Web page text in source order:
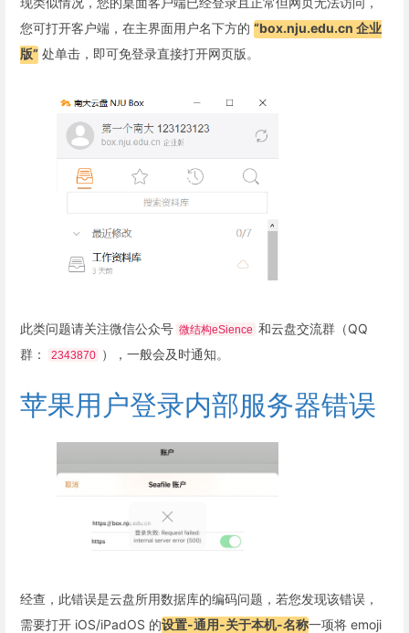
您可打开客户端，在主界面用户名下方的 “box.nju.edu.cn 企业
版” 处单击，即可免登录直接打开网页版。
此类问题请关注微信公众号 微结构eSience 和云盘交流群（QQ
群：
2343870 ），一般会及时通知。
苹果用户登录内部服务器错误
经查，此错误是云盘所用数据库的编码问题，若您发现该错误，
需要打开 iOS/iPadOS 的设置-通用-关于本机-名称一项将 emoji